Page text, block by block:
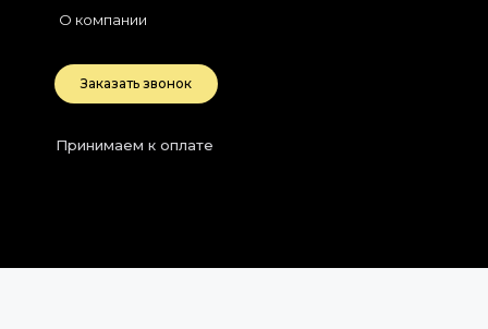
О компании
Заказать звонок
Принимаем к оплате